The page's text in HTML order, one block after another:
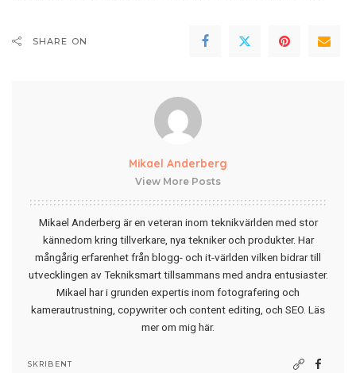
SHARE ON
Mikael Anderberg
View More Posts
Mikael Anderberg är en veteran inom teknikvärlden med stor
kännedom kring tillverkare, nya tekniker och produkter. Har
mångårig erfarenhet från blogg- och it-världen vilken bidrar till
utvecklingen av Tekniksmart tillsammans med andra entusiaster.
Mikael har i grunden expertis inom fotografering och
kamerautrustning, copywriter och content editing, och SEO. Läs
mer om mig här.
SKRIBENT